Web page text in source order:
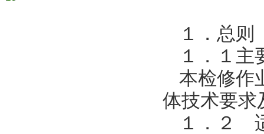
１．总则
１．１主
本检修作
体技术要求
１．２